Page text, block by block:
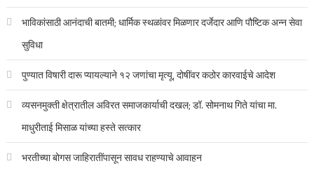
भाविकांसाठी आनंदाची बातमी; धार्मिक स्थळांवर मिळणार दर्जेदार आणि पौष्टिक अन्न सेवा
सुविधा
पुण्यात विषारी दारू प्यायल्याने १२ जणांचा मृत्यू, दोषींवर कठोर कारवाईचे आदेश
व्यसनमुक्ती क्षेत्रातील अविरत समाजकार्याची दखल; डॉ. सोमनाथ गिते यांचा मा.
माधुरीताई मिसाळ यांच्या हस्ते सत्कार
भरतीच्या बोगस जाहिरातींपासून सावध राहण्याचे आवाहन